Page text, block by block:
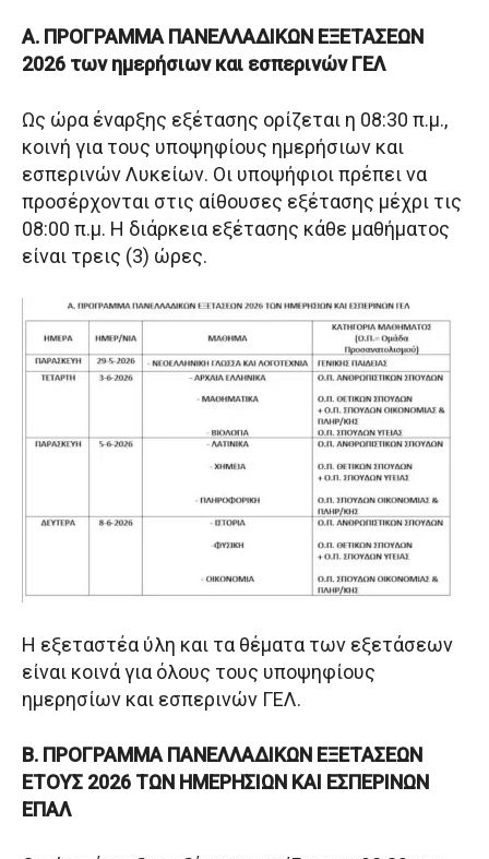
Α. ΠΡΟΓΡΑΜΜΑ ΠΑΝΕΛΛΑΔΙΚΩΝ ΕΞΕΤΑΣΕΩΝ
2026 των ημερήσιων και εσπερινών ΓΕΛ
Ως ώρα έναρξης εξέτασης ορίζεται η 08:30 π.μ.,
κοινή για τους υποψηφίους ημερήσιων και
εσπερινών Λυκείων. Οι υποψήφιοι πρέπει να
προσέρχονται στις αίθουσες εξέτασης μέχρι τις
08:00 π.μ. Η διάρκεια εξέτασης κάθε μαθήματος
είναι τρεις (3) ώρες.
Η εξεταστέα ύλη και τα θέματα των εξετάσεων
είναι κοινά για όλους τους υποψηφίους
ημερησίων και εσπερινών ΓΕΛ.
Β. ΠΡΟΓΡΑΜΜΑ ΠΑΝΕΛΛΑΔΙΚΩΝ ΕΞΕΤΑΣΕΩΝ
ΕΤΟΥΣ 2026 ΤΩΝ ΗΜΕΡΗΣΙΩΝ ΚΑΙ ΕΣΠΕΡΙΝΩΝ
ΕΠΑΛ